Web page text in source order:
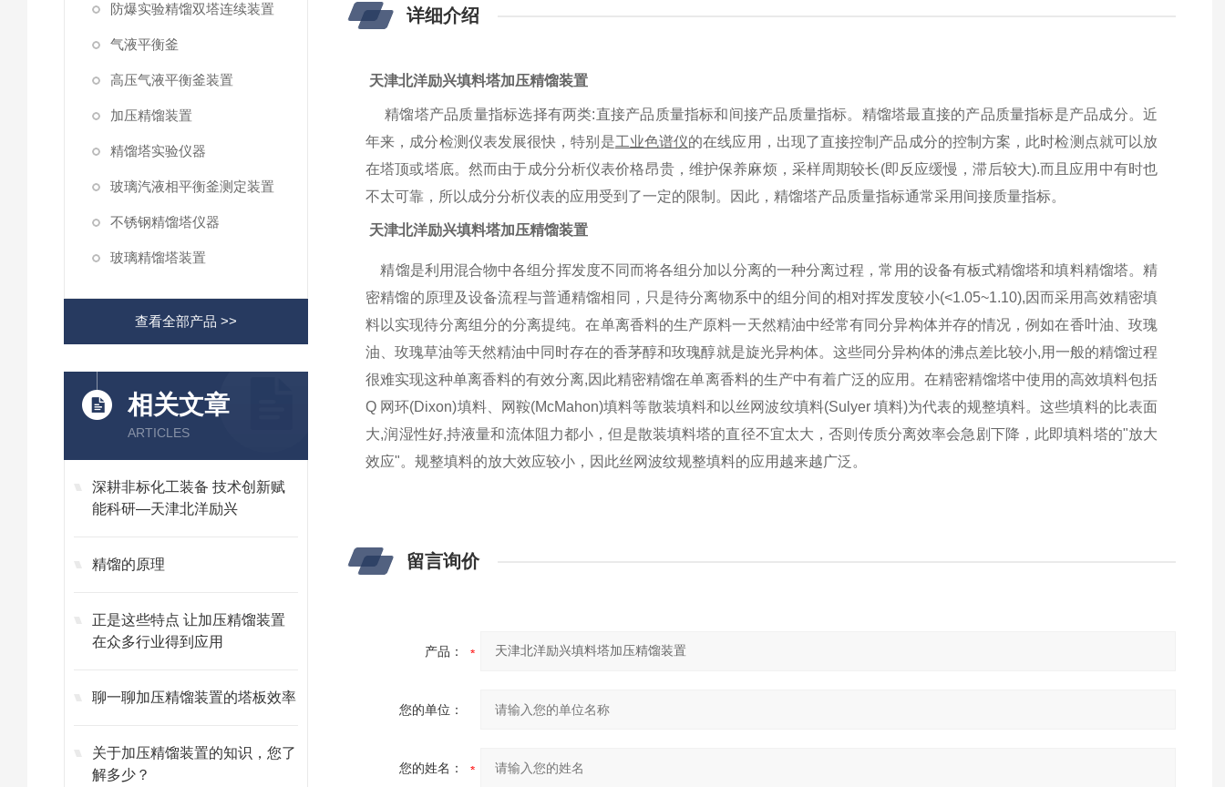
防爆实验精馏双塔连续装置
气液平衡釜
高压气液平衡釜装置
加压精馏装置
精馏塔实验仪器
玻璃汽液相平衡釜测定装置
不锈钢精馏塔仪器
玻璃精馏塔装置
查看全部产品 >>
相关文章
ARTICLES
深耕非标化工装备 技术创新赋
能科研—天津北洋励兴
精馏的原理
正是这些特点 让加压精馏装置
在众多行业得到应用
聊一聊加压精馏装置的塔板效率
关于加压精馏装置的知识，您了
解多少？
详细介绍
天津北洋励兴填料塔加压精馏装置
精馏塔产品质量指标选择有两类:直接产品质量指标和间接产品质量指标。精馏塔最直接的产品质量指标是产品成分。近
年来，成分检测仪表发展很快，特别是工业色谱仪的在线应用，出现了直接控制产品成分的控制方案，此时检测点就可以放
在塔顶或塔底。然而由于成分分析仪表价格昂贵，维护保养麻烦，采样周期较长(即反应缓慢，滞后较大).而且应用中有时也
不太可靠，所以成分分析仪表的应用受到了一定的限制。因此，精馏塔产品质量指标通常采用间接质量指标。
天津北洋励兴填料塔加压精馏装置
精馏是利用混合物中各组分挥发度不同而将各组分加以分离的一种分离过程，常用的设备有板式精馏塔和填料精馏塔。精
密精馏的原理及设备流程与普通精馏相同，只是待分离物系中的组分间的相对挥发度较小(<1.05~1.10),因而采用高效精密填
料以实现待分离组分的分离提纯。在单离香料的生产原料一天然精油中经常有同分异构体并存的情况，例如在香叶油、玫瑰
油、玫瑰草油等天然精油中同时存在的香茅醇和玫瑰醇就是旋光异构体。这些同分异构体的沸点差比较小,用一般的精馏过程
很难实现这种单离香料的有效分离,因此精密精馏在单离香料的生产中有着广泛的应用。在精密精馏塔中使用的高效填料包括
Q 网环(Dixon)填料、网鞍(McMahon)填料等散装填料和以丝网波纹填料(Sulyer 填料)为代表的规整填料。这些填料的比表面
大,润湿性好,持液量和流体阻力都小，但是散装填料塔的直径不宜太大，否则传质分离效率会急剧下降，此即填料塔的"放大
效应"。规整填料的放大效应较小，因此丝网波纹规整填料的应用越来越广泛。
留言询价
产品：
您的单位：
您的姓名：